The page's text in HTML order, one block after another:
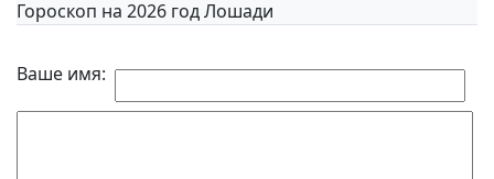
Гороскоп на 2026 год Лошади
Ваше имя: